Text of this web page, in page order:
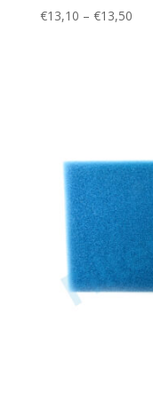
€13,10 – €13,50Price